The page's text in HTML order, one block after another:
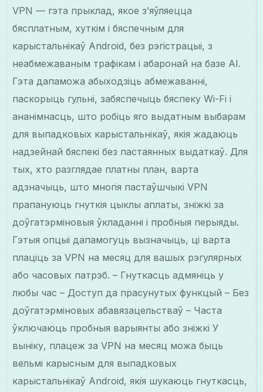
VPN — гэта прыклад, якое з’яўляецца
бясплатным, хуткім і бяспечным для
карыстальнікаў Android, без рэгістрацыі, з
неабмежаваным трафікам і абаронай на базе AI.
Гэта дапаможа абыходзіць абмежаванні,
паскорыць гульні, забяспечыць бяспеку Wi-Fi і
ананімнасць, што робіць яго выдатным выбарам
для выпадковых карыстальнікаў, якія жадаюць
надзейнай бяспекі без пастаянных выдаткаў. Для
тых, хто разглядае платны план, варта
адзначыць, што многія пастаўшчыкі VPN
прапануюць гнуткія цыклы аплаты, зніжкі за
доўгатэрміновыя ўкладанні і пробныя перыяды.
Гэтыя опцыі дапамогуць вызначыць, ці варта
плаціць за VPN на месяц для вашых рэгулярных
або часовых патрэб. – Гнуткасць адмяніць у
любы час – Доступ да прасунутых функцый – Без
доўгатэрміновых абавязацельстваў – Часта
ўключаюць пробныя варыянты або зніжкі У
выніку, плацеж за VPN на месяц можа быць
вельмі карысным для выпадковых
карыстальнікаў Android, якія шукаюць гнуткасць,